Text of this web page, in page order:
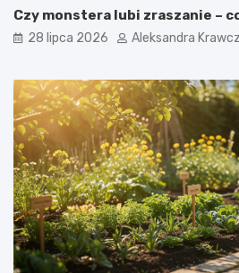
Czy monstera lubi zraszanie –
28 lipca 2026 Aleksandra